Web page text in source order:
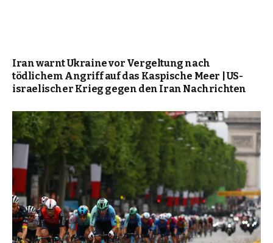
Iran warnt Ukraine vor Vergeltung nach
tödlichem Angriff auf das Kaspische Meer | US-
israelischer Krieg gegen den Iran Nachrichten